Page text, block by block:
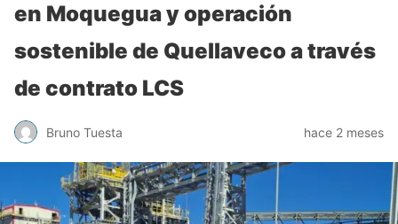
en Moquegua y operación
sostenible de Quellaveco a través
de contrato LCS
Bruno Tuesta hace 2 meses